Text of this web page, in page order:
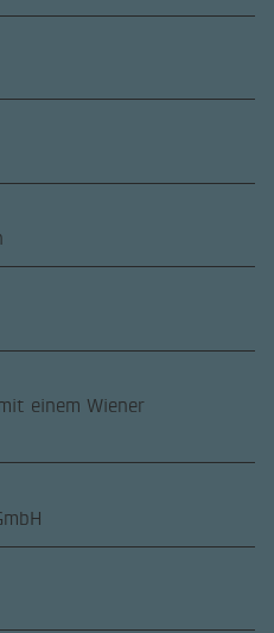
einem Wiener